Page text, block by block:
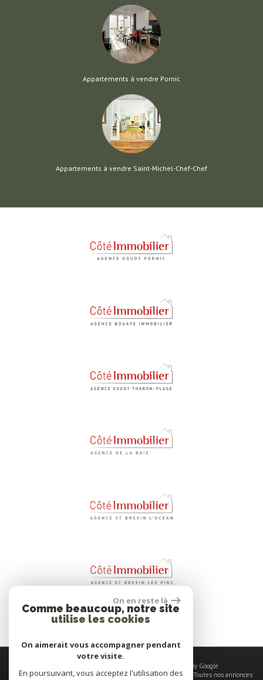
Appartements à vendre Pornic
Appartements à vendre Saint-Michel-Chef-Chef
© 2026 | Tous droits réservés | Traduction powered by Google
Plan du site-Mentions légales-Nos honoraires-Liens- Admin Toutes nos annonces
On en reste là
Comme beaucoup, notre site
utilise les cookies
On aimerait vous accompagner pendant
votre visite.
En poursuivant, vous acceptez l'utilisation des